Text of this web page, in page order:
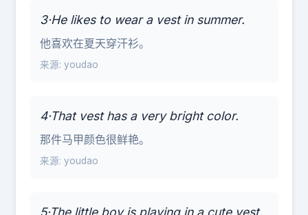
3·He likes to wear a vest in summer.
他喜欢在夏天穿汗衫。
来源: youdao
4·That vest has a very bright color.
那件马甲颜色很鲜艳。
来源: youdao
5·The little boy is playing in a cute vest.